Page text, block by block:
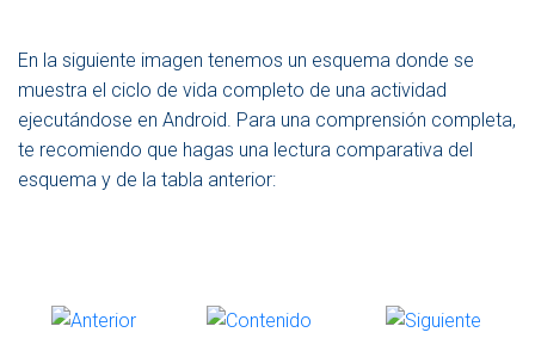
En la siguiente imagen tenemos un esquema donde se
muestra el ciclo de vida completo de una actividad
ejecutándose en Android. Para una comprensión completa,
te recomiendo que hagas una lectura comparativa del
esquema y de la tabla anterior: